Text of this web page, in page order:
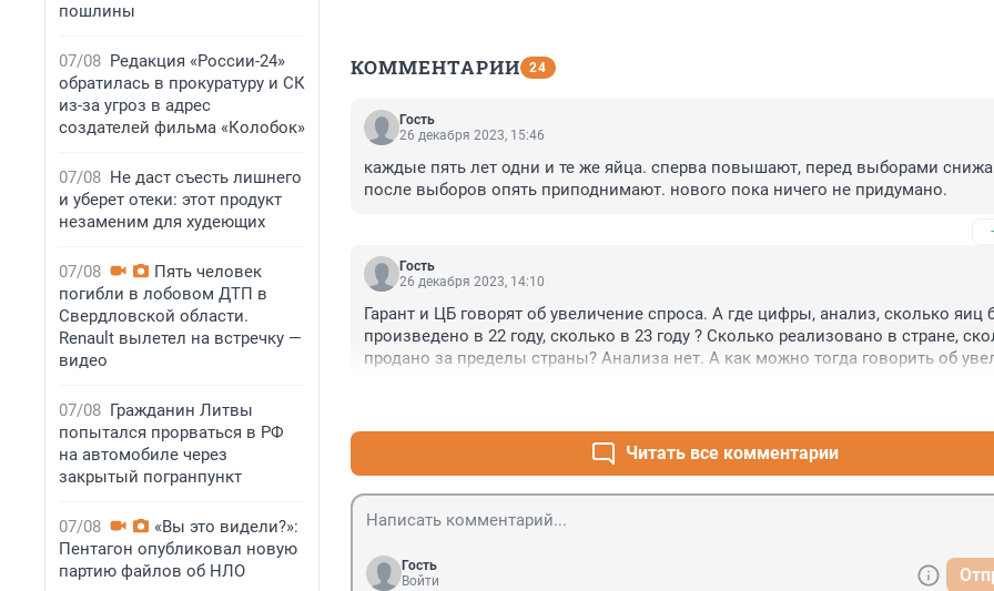
пошлины
07/08 Редакция «России-24»
обратилась в прокуратуру и СК
из-за угроз в адрес
создателей фильма «Колобок»
07/08 Не даст съесть лишнего
и уберет отеки: этот продукт
незаменим для худеющих
07/08
Пять человек
погибли в лобовом ДТП в
Свердловской области.
Renault вылетел на встречку —
видео
07/08 Гражданин Литвы
попытался прорваться в РФ
на автомобиле через
закрытый погранпункт
07/08
«Вы это видели?»:
Пентагон опубликовал новую
партию файлов об НЛО
КОММЕНТАРИИ 24
Гость
26 декабря 2023, 15:46
каждые пять лет одни и те же яйца. сперва повышают, перед выборами
после выборов опять приподнимают. нового пока ничего не придумано.
Гость
26 декабря 2023, 14:10
Гарант и ЦБ говорят об увеличение спроса. А где цифры, анализ, сколько яиц
произведено в 22 году, сколько в 23 году ? Сколько реализовано в стране,
продано за пределы страны? Анализа нет. А как можно тогда говорить об
Читать все комментарии
Гость
Войти